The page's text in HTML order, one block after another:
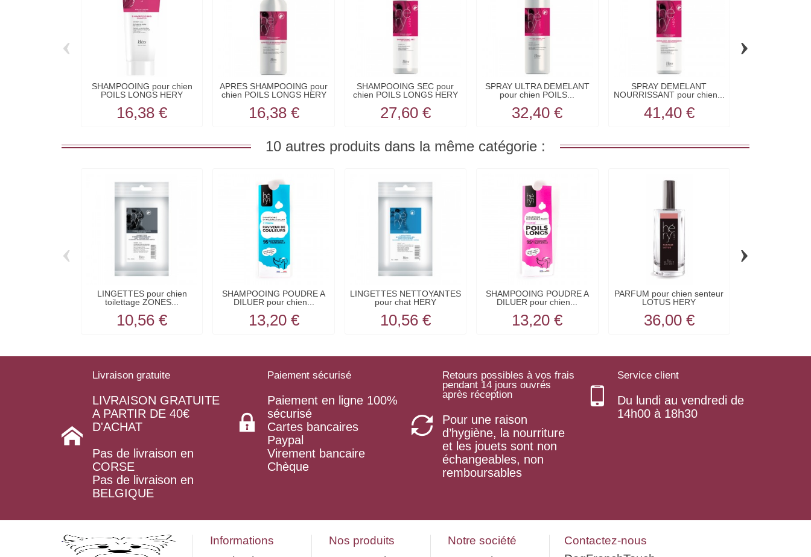
SHAMPOOING pour chien
POILS LONGS HERY
16,38 €
APRES SHAMPOOING pour
chien POILS LONGS HERY
16,38 €
SHAMPOOING SEC pour
chien POILS LONGS HERY
27,60 €
SPRAY ULTRA DEMELANT
pour chien POILS...
32,40 €
SPRAY DEMELANT
NOURRISSANT pour chien...
41,40 €
‹ ›
10 autres produits dans la même catégorie :
LINGETTES pour chien
toilettage ZONES...
10,56 €
SHAMPOOING POUDRE A
DILUER pour chien...
13,20 €
LINGETTES NETTOYANTES
pour chat HERY
10,56 €
SHAMPOOING POUDRE A
DILUER pour chien...
13,20 €
PARFUM pour chien senteur
LOTUS HERY
36,00 €
‹ ›
Livraison gratuite
LIVRAISON GRATUITE
A PARTIR DE 40€
D'ACHAT
Pas de livraison en
CORSE
Pas de livraison en
BELGIQUE
Paiement sécurisé
Paiement en ligne 100%
sécurisé
Cartes bancaires
Paypal
Virement bancaire
Chèque
Retours possibles à vos frais
pendant 14 jours ouvrés
après réception
Pour une raison
d’hygiène, la nourriture
et les jouets sont non
échangeables, non
remboursables
Service client
Du lundi au vendredi de
14h00 à 18h30
Informations Nos produits Notre société Contactez-nous